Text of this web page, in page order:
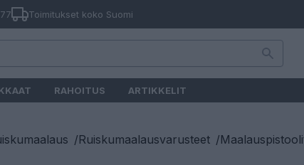
Toimitukset koko Suomi
RAHOITUS ARTIKKELIT
/Ruiskumaalausvarusteet /